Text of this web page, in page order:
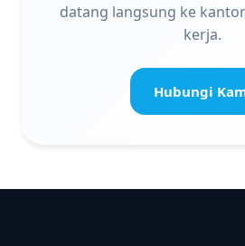
datang langsung ke
kerja.
Hubungi